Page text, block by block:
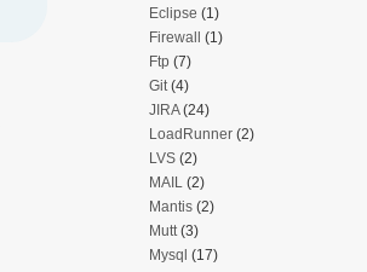
Eclipse (1)
Firewall (1)
Ftp(7)
Git(4)
JIRA(24)
LoadRunner(2)
LVS(2)
MAIL (2)
Mantis(2)
Mutt(3)
Mysql (17)